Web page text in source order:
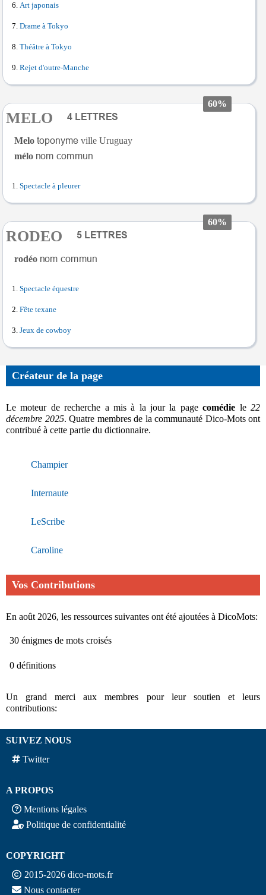
Art japonais
Drame à Tokyo
Théâtre à Tokyo
Rejet d'outre-Manche
60%
MELO
Melo
ville Uruguay
mélo
Spectacle à pleurer
60%
RODEO
rodéo
Spectacle équestre
Fête texane
Jeux de cowboy
Créateur de la page
Le moteur de recherche a mis à la jour la pagecomédie le22
décembre 2025. Quatre membres de la communauté Dico-Mots ont
contribué à cette partie du dictionnaire.
Champier
Internaute
LeScribe
Caroline
Vos Contributions
En août 2026, les ressources suivantes ont été ajoutées à DicoMots:
30 énigmes de mots croisés
0 définitions
Un grand merci aux membres pour leur soutien et leurs
contributions:
SUIVEZ NOUS
Twitter
A PROPOS
Mentions légales
Politique de confidentialité
COPYRIGHT
2015-2026 dico-mots.fr
Nous contacter